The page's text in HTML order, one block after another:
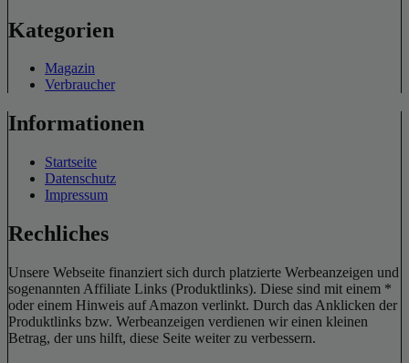
Kategorien
Magazin
Verbraucher
Informationen
Startseite
Datenschutz
Impressum
Rechliches
Unsere Webseite finanziert sich durch platzierte Werbeanzeigen und
sogenannten Affiliate Links (Produktlinks). Diese sind mit einem *
oder einem Hinweis auf Amazon verlinkt. Durch das Anklicken der
Produktlinks bzw. Werbeanzeigen verdienen wir einen kleinen
Betrag, der uns hilft, diese Seite weiter zu verbessern.